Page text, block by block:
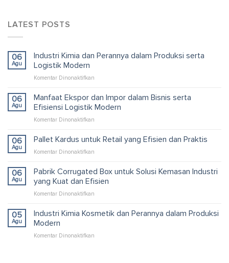
LATEST POSTS
06
Agu
Industri Kimia dan Perannya dalam Produksi serta
Logistik Modern
Komentar Dinonaktifkan
Kimia
dan
serta
06
Agu
Manfaat Ekspor dan Impor dalam Bisnis serta
Efisiensi Logistik Modern
Komentar Dinonaktifkan
Ekspor
Bisnis
serta
06
Agu
Pallet Kardus untuk Retail yang Efisien dan Praktis
Komentar Dinonaktifkan
Kardus
untuk
dan
06
Agu
Pabrik Corrugated Box untuk Solusi Kemasan Industri
yang Kuat dan Efisien
Komentar Dinonaktifkan
Corrugated
05
Agu
Industri Kimia Kosmetik dan Perannya dalam Produksi
Modern
Komentar Dinonaktifkan